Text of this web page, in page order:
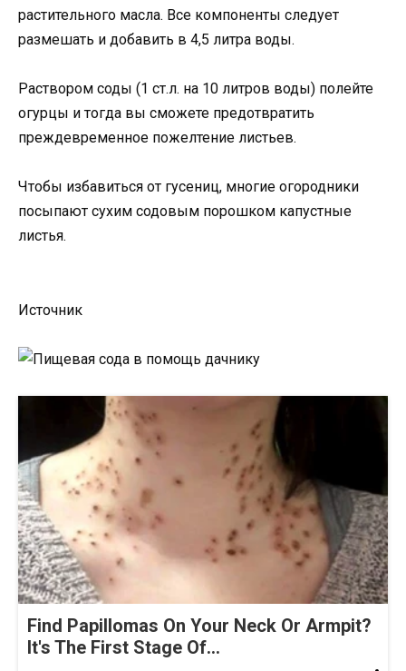
растительного масла. Все компоненты следует
размешать и добавить в 4,5 литра воды.
Раствором соды (1 ст.л. на 10 литров воды) полейте
огурцы и тогда вы сможете предотвратить
преждевременное пожелтение листьев.
Чтобы избавиться от гусениц, многие огородники
посыпают сухим содовым порошком капустные
листья.
Источник
Find Papillomas On Your Neck Or Armpit?
It's The First Stage Of...